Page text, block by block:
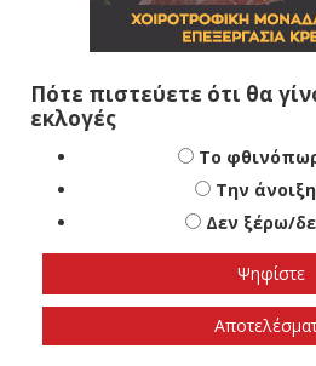
Πότε πιστεύετε ότι θα
εκλογές
Το
Την
Δεν ξέρω/